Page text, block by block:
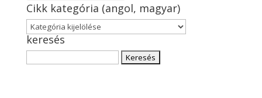
Cikk kategória (angol, magyar)
Cikk
kategória
(angol,
magyar)
keresés